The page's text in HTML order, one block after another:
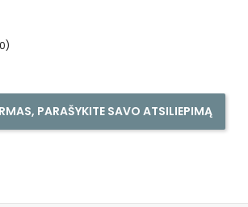
PARAŠYKITE SAVO ATSILIEPIMĄ